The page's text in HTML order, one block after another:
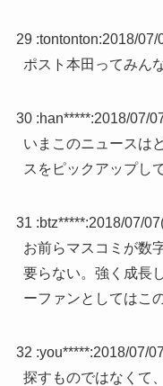
29 :tontonton:2018/07/
ポスト本田ってみん
30 :han*****:2018/07/
いまこのニュースは
スをピックアップし
31 :btz*****:2018/07/
お前らマスコミが数
要らない。強く成長
ーファンとしてはこ
32 :you*****:2018/07/
探すものではなくて